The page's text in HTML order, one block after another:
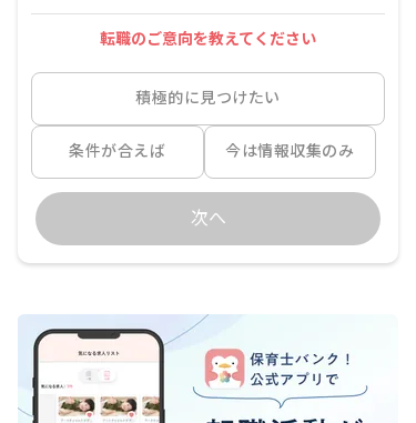
転職のご意向を教えてください
積極的に見つけたい
条件が合えば 今は情報収集のみ
次へ